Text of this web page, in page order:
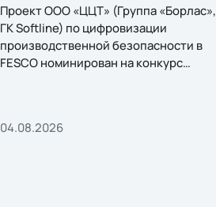
Проект ООО «ЦЦТ» (Группа «Борлас»,
ГК Softline) по цифровизации
производственной безопасности в
FESCO номинирован на конкурс
04.08.2026